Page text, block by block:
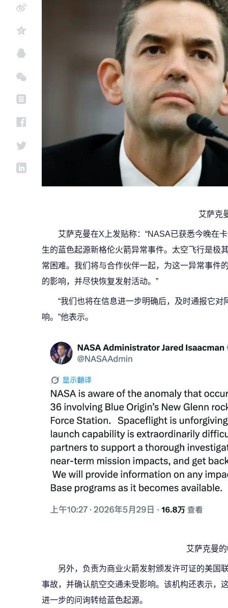
艾萨克
艾萨克曼在X上发贴称：“NASA已获悉今晚在
生的蓝色起源新格伦火箭异常事件。太空飞行是极
常困难。我们将与合作伙伴一起，为这一异常事件
的影响，并尽快恢复发射活动。”
“我们也将在信息进一步明确后，及时通报它
响。”他表示。
艾萨克曼
另外，负责为商业火箭发射颁发许可证的美国
事故，并确认航空交通未受影响。该机构还表示，
进一步的问询转给蓝色起源。